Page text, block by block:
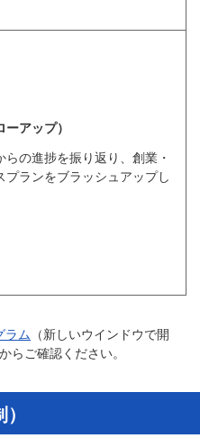
アップ）
の進捗を振り返り、創業・
プランをブラッシュアップし
ラム （新しいウインドウで開
らご確認ください。